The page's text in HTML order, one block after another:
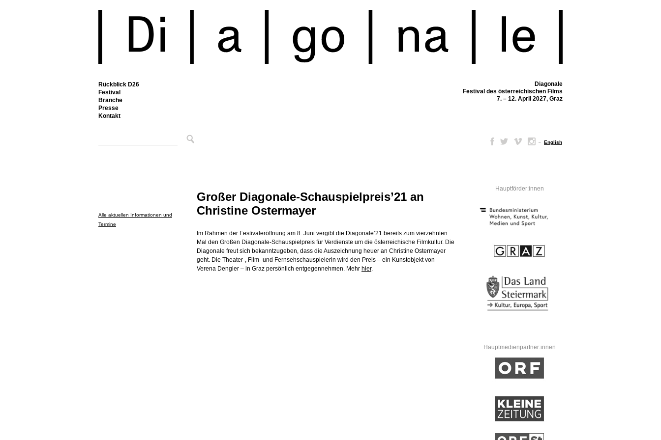
Rückblick D26
Festival
Branche
Presse
Kontakt
Diagonale
Festival des österreichischen Films
7. – 12. April 2027, Graz
– English
Alle aktuellen Informationen und
Termine
Großer Diagonale-Schauspielpreis’21 an
Christine Ostermayer
Im Rahmen der Festivaleröffnung am 8. Juni vergibt die Diagonale’21 bereits zum vierzehnten
Mal den Großen Diagonale-Schauspielpreis für Verdienste um die österreichische Filmkultur. Die
Diagonale freut sich bekanntzugeben, dass die Auszeichnung heuer an Christine Ostermayer
geht. Die Theater-, Film- und Fernsehschauspielerin wird den Preis – ein Kunstobjekt von
Verena Dengler – in Graz persönlich entgegennehmen. Mehr hier.
Hauptförder:innen
Hauptmedienpartner:innen